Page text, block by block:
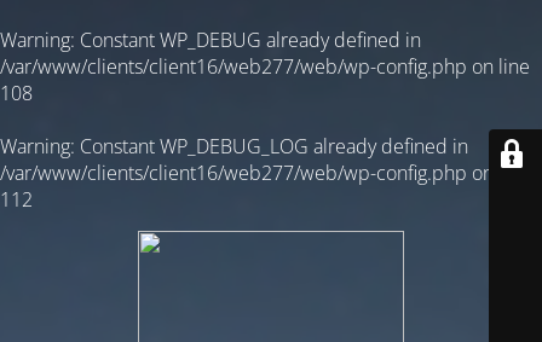
Warning: Constant WP_DEBUG already defined in
/var/www/clients/client16/web277/web/wp-config.php on line
108
Warning: Constant WP_DEBUG_LOG already defined in
/var/www/clients/client16/web277/web/wp-config.php on line
112